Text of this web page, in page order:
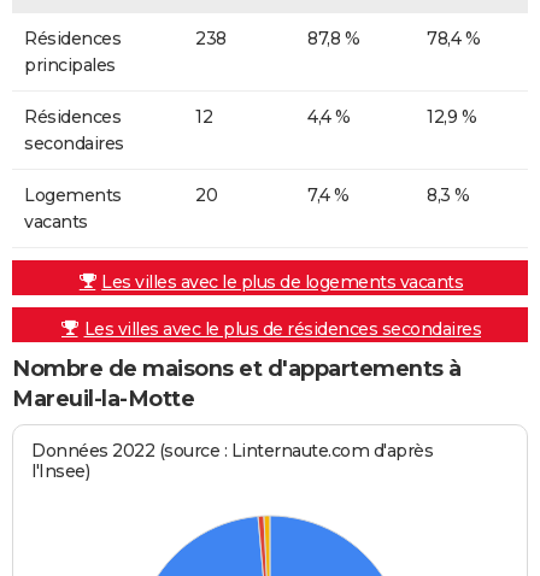
Résidences
principales
238 87,8 % 78,4 %
Résidences
secondaires
12 4,4 % 12,9 %
Logements
vacants
20 7,4 % 8,3 %
Les villes avec le plus de logements vacants
Les villes avec le plus de résidences secondaires
Nombre de maisons et d'appartements à
Mareuil-la-Motte
Données 2022 (source : Linternaute.com d'après
l'Insee)